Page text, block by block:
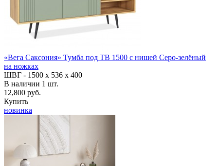
«Вега Саксония» Тумба под ТВ 1500 с нишей Серо-зелёный
на ножках
ШВГ - 1500 х 536 х 400
В наличии 1 шт.
12,800 руб.
Купить
новинка